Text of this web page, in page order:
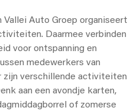
Vallei Auto Groep organiseert
Daarmee verbinden
voor ontspanning en
medewerkers van
zijn verschillende activiteiten
aan een avondje karten,
of zomerse